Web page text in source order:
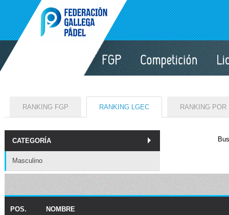
RANKING FGP RANKING LGEC RANKING POR
CATEGORÍA
Masculino
POS. NOMBRE